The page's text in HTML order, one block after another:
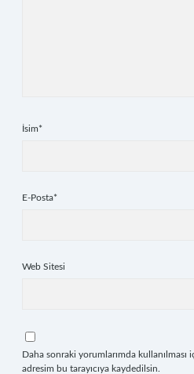
İsim*
E-Posta*
Web Sitesi
Daha sonraki yorumlarımda kullanılması
adresim bu tarayıcıya kaydedilsin.